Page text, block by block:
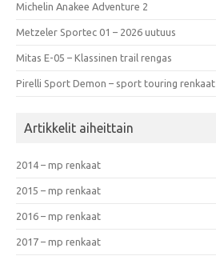
Michelin Anakee Adventure 2
Metzeler Sportec 01 – 2026 uutuus
Mitas E-05 – Klassinen trail rengas
Pirelli Sport Demon – sport touring renkaat
Artikkelit aiheittain
2014 – mp renkaat
2015 – mp renkaat
2016 – mp renkaat
2017 – mp renkaat